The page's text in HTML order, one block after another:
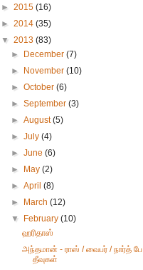
► 2015 (16)
► 2014 (35)
▼ 2013 (83)
►
December(7)
►
November(10)
►October(6)
►September(3)
►August(5)
►July(4)
►June(6)
►
May(2)
►April(8)
►
March(12)
▼
February(10)
ஹரிதாஸ்
அந்தமான் - ராஸ் / வைபர் / நார்த் பே
தீவுகள்